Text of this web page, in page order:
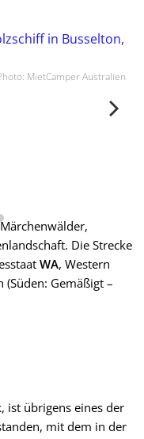
MietCamper Australien
Die Strecke
WA, Western
(Süden: Gemäßigt –
ist übrigens eines der
mit dem in der